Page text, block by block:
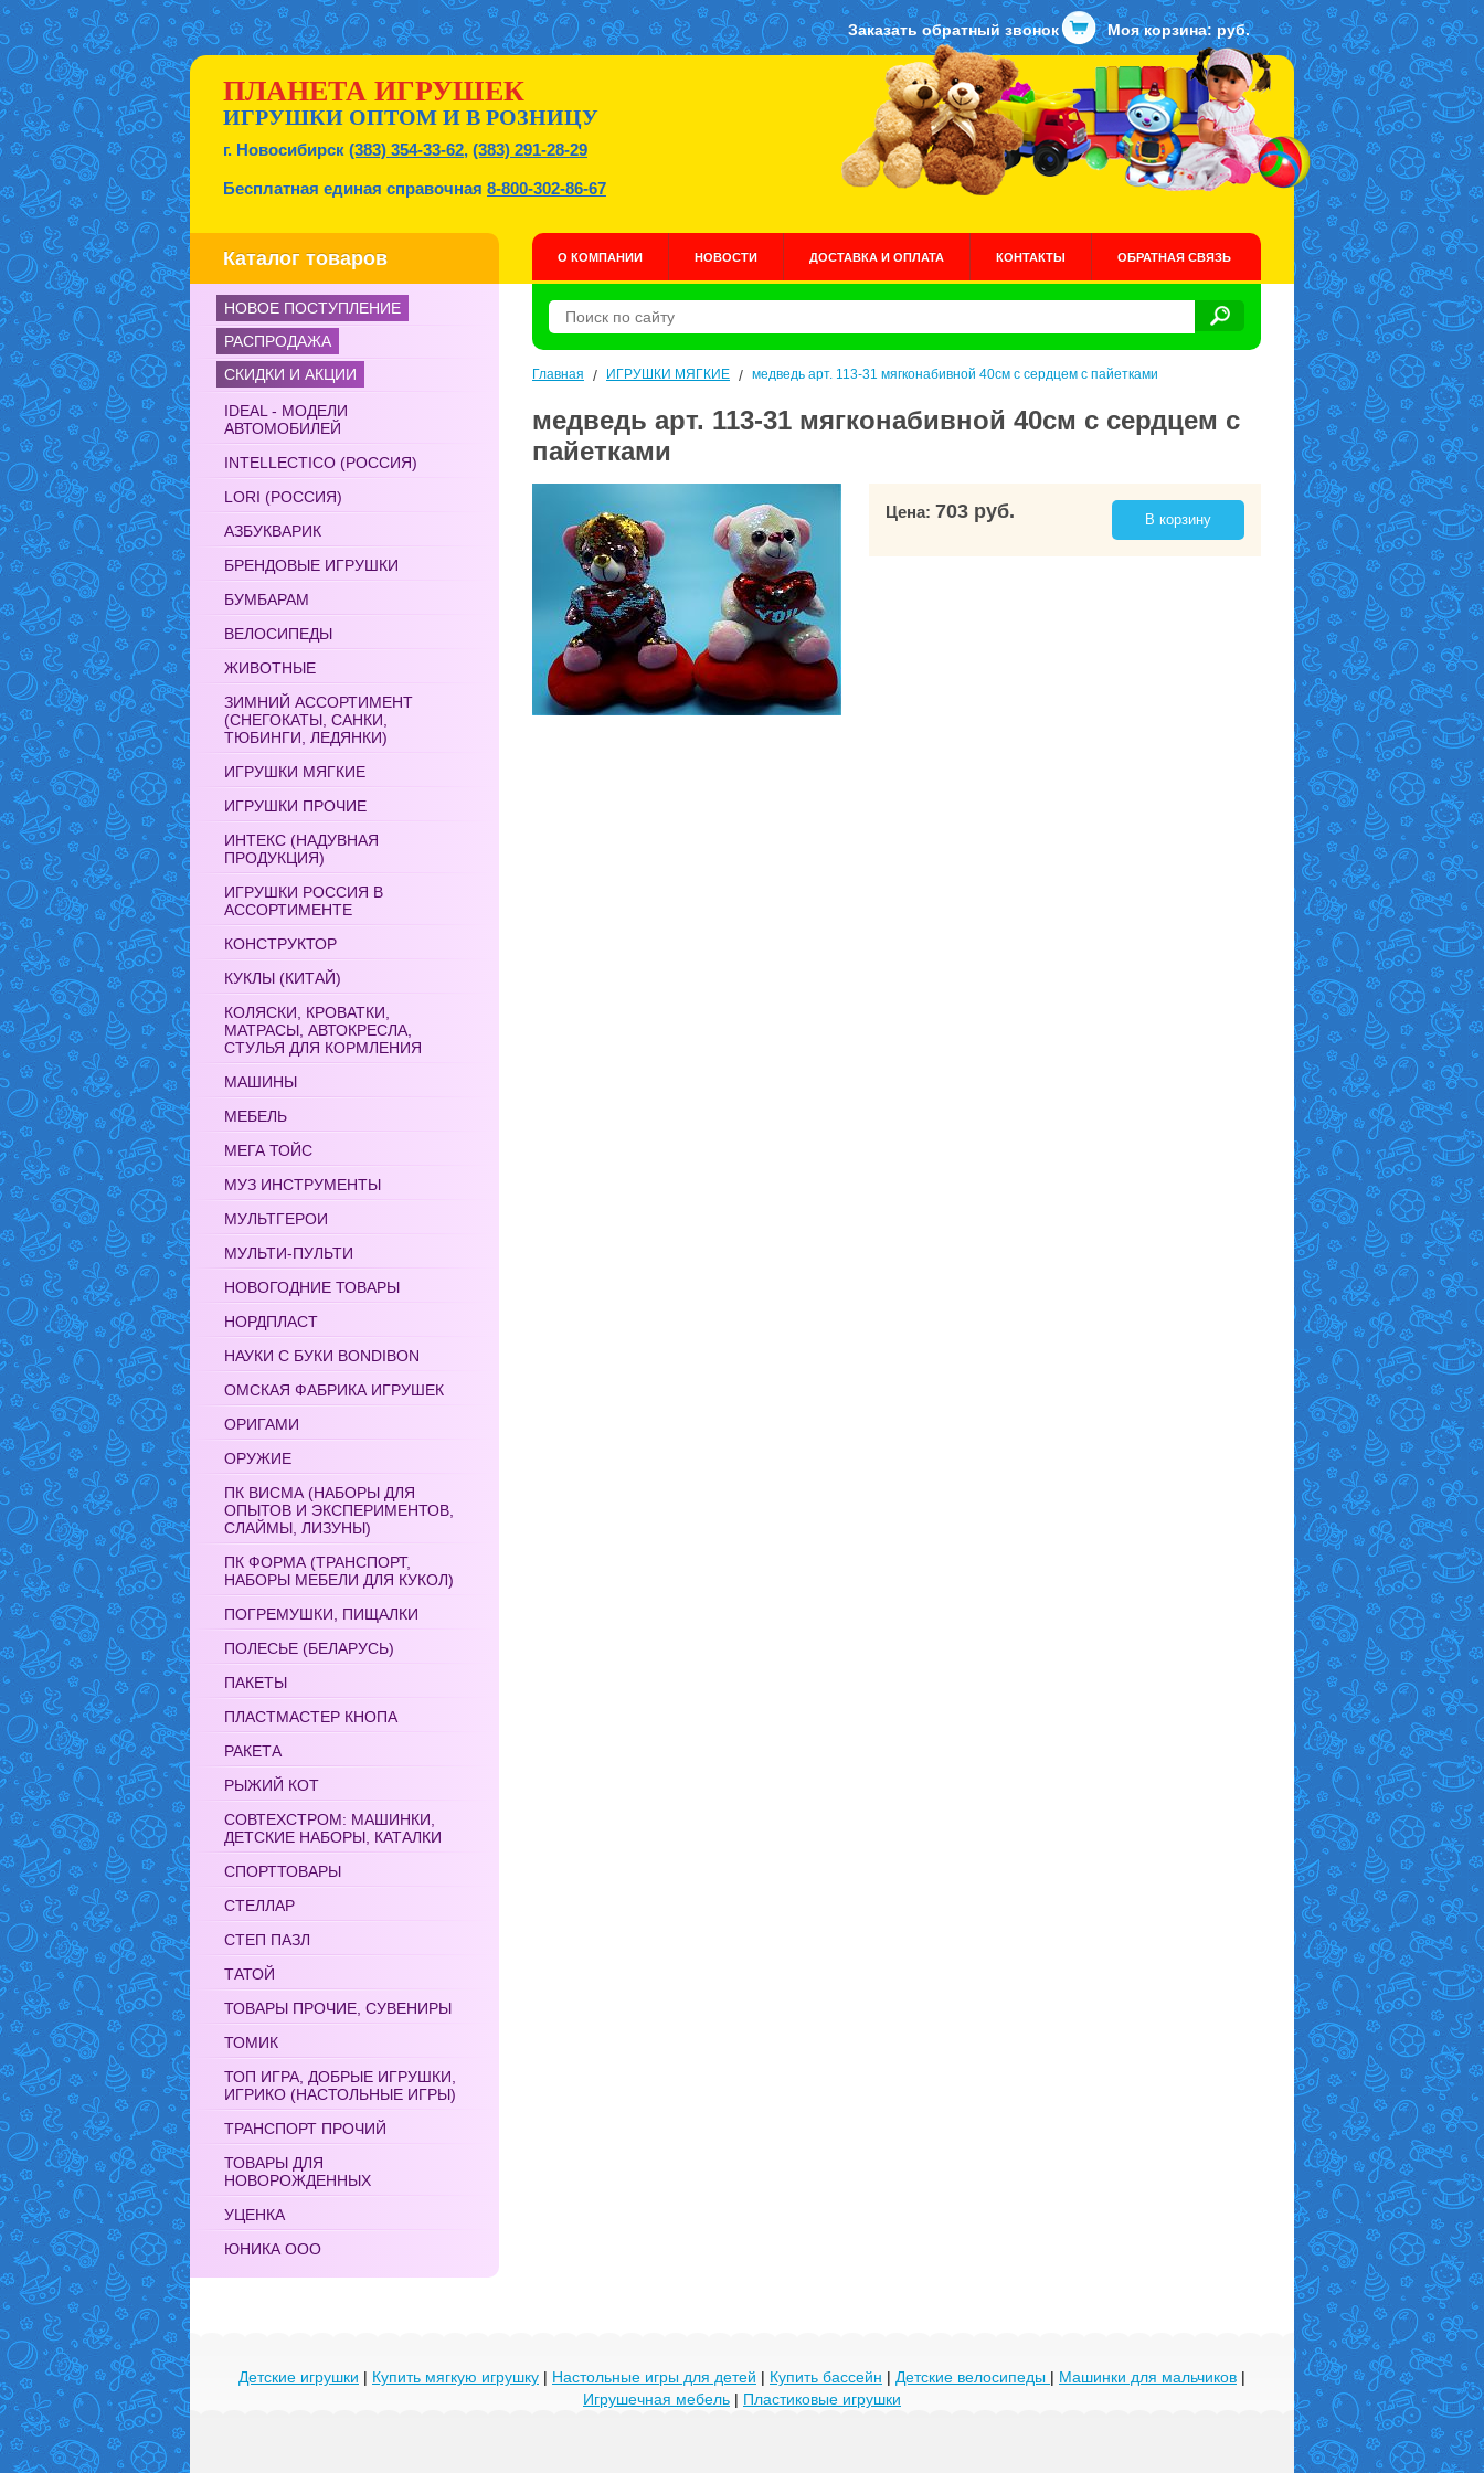
Заказать обратный звонок Моя корзина: руб.
ПЛАНЕТА ИГРУШЕК
ИГРУШКИ ОПТОМ И В РОЗНИЦУ
г. Новосибирск (383) 354-33-62, (383) 291-28-29
Бесплатная единая справочная 8-800-302-86-67
Каталог товаров О КОМПАНИИ НОВОСТИ ДОСТАВКА И ОПЛАТА КОНТАКТЫ ОБРАТНАЯ СВЯЗЬ
НОВОЕ ПОСТУПЛЕНИЕ
РАСПРОДАЖА
СКИДКИ И АКЦИИ
IDEAL - МОДЕЛИ
АВТОМОБИЛЕЙ
INTELLECTICO (РОССИЯ)
LORI (РОССИЯ)
АЗБУКВАРИК
БРЕНДОВЫЕ ИГРУШКИ
БУМБАРАМ
ВЕЛОСИПЕДЫ
ЖИВОТНЫЕ
ЗИМНИЙ АССОРТИМЕНТ
(СНЕГОКАТЫ, САНКИ,
ТЮБИНГИ, ЛЕДЯНКИ)
ИГРУШКИ МЯГКИЕ
ИГРУШКИ ПРОЧИЕ
ИНТЕКС (НАДУВНАЯ
ПРОДУКЦИЯ)
ИГРУШКИ РОССИЯ В
АССОРТИМЕНТЕ
КОНСТРУКТОР
КУКЛЫ (КИТАЙ)
КОЛЯСКИ, КРОВАТКИ,
МАТРАСЫ, АВТОКРЕСЛА,
СТУЛЬЯ ДЛЯ КОРМЛЕНИЯ
МАШИНЫ
МЕБЕЛЬ
МЕГА ТОЙС
МУЗ ИНСТРУМЕНТЫ
МУЛЬТГЕРОИ
МУЛЬТИ-ПУЛЬТИ
НОВОГОДНИЕ ТОВАРЫ
НОРДПЛАСТ
НАУКИ С БУКИ BONDIBON
ОМСКАЯ ФАБРИКА ИГРУШЕК
ОРИГАМИ
ОРУЖИЕ
ПК ВИСМА (НАБОРЫ ДЛЯ
ОПЫТОВ И ЭКСПЕРИМЕНТОВ,
СЛАЙМЫ, ЛИЗУНЫ)
ПК ФОРМА (ТРАНСПОРТ,
НАБОРЫ МЕБЕЛИ ДЛЯ КУКОЛ)
ПОГРЕМУШКИ, ПИЩАЛКИ
ПОЛЕСЬЕ (БЕЛАРУСЬ)
ПАКЕТЫ
ПЛАСТМАСТЕР КНОПА
РАКЕТА
РЫЖИЙ КОТ
СОВТЕХСТРОМ: МАШИНКИ,
ДЕТСКИЕ НАБОРЫ, КАТАЛКИ
СПОРТТОВАРЫ
СТЕЛЛАР
СТЕП ПАЗЛ
ТАТОЙ
ТОВАРЫ ПРОЧИЕ, СУВЕНИРЫ
ТОМИК
ТОП ИГРА, ДОБРЫЕ ИГРУШКИ,
ИГРИКО (НАСТОЛЬНЫЕ ИГРЫ)
ТРАНСПОРТ ПРОЧИЙ
ТОВАРЫ ДЛЯ
НОВОРОЖДЕННЫХ
УЦЕНКА
ЮНИКА ООО
Главная / ИГРУШКИ МЯГКИЕ / медведь арт. 113-31 мягконабивной 40см с сердцем с пайетками
медведь арт. 113-31 мягконабивной 40см с сердцем с
пайетками
Цена: 703 руб. В корзину
Детские игрушки | Купить мягкую игрушку | Настольные игры для детей | Купить бассейн | Детские велосипеды | Машинки для мальчиков |
Игрушечная мебель | Пластиковые игрушки